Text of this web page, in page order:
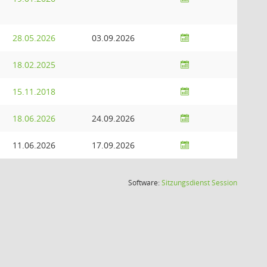
28.05.2026 03.09.2026
18.02.2025
15.11.2018
18.06.2026 24.09.2026
11.06.2026 17.09.2026
Software:SitzungsdienstSession(Wird in